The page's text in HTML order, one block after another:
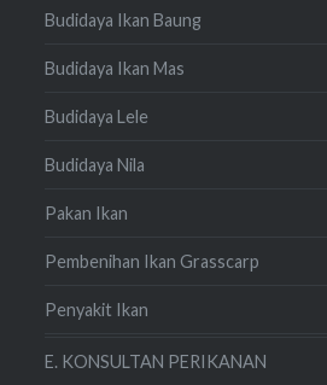
Budidaya Ikan Baung
Budidaya Ikan Mas
Budidaya Lele
Budidaya Nila
Pakan Ikan
Pembenihan Ikan Grasscarp
Penyakit Ikan
E. KONSULTAN PERIKANAN